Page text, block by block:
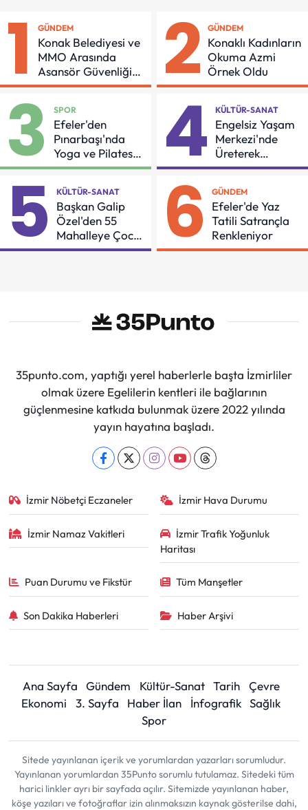
1 GÜNDEM
Konak Belediyesi ve
MMO Arasında
Asansör Güvenliği
İçin Önemli Protokol
2 GÜNDEM
Konaklı Kadınların
Okuma Azmi
Örnek Oldu
3 SPOR
Efeler'den
Pınarbaşı'nda
Yoga ve Pilates
Buluşması
4 KÜLTÜR-SANAT
Engelsiz Yaşam
Merkezi'nde
Üreterek
Güçleniyorlar
5 KÜLTÜR-SANAT
Başkan Galip
Özel'den 55
Mahalleye Çocuk
Şenliği
6 GÜNDEM
Efeler'de Yaz
Tatili Satrançla
Renkleniyor
35punto.com, yaptığı yerel haberlerle başta İzmirliler
olmak üzere Egelilerin kentleri ile bağlarının
güçlenmesine katkıda bulunmak üzere 2022 yılında
yayın hayatına başladı.
İzmir Nöbetçi Eczaneler İzmir Hava Durumu
İzmir Namaz Vakitleri
İzmir Trafik Yoğunluk
Haritası
Puan Durumu ve Fikstür Tüm Manşetler
Son Dakika Haberleri Haber Arşivi
Ana Sayfa Gündem Kültür-Sanat Tarih
Çevre
Ekonomi
3. Sayfa Haber İlan İnfografik Sağlık
Spor
Sitede yayınlanan içerik ve yorumlardan yazarları sorumludur.
Yayınlanan yorumlardan 35Punto sorumlu tutulamaz. Sitedeki tüm
harici linkler ayrı bir sayfada açılır. Sitemizde yayınlanan haber,
köşe yazıları ve fotoğraflar izin alınmaksızın kaynak gösterilse dahi,